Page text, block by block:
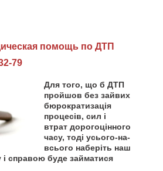
помощь по ДТП
79
Для того, що б ДТП
пройшов без зайвих
бюрократизація
процесів, сил і
втрат дорогоцінного
часу, тоді усього-на-
всього наберіть наш
справою буде займатися